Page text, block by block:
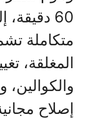
60
متكاملة
المغلقة،
إصلاح